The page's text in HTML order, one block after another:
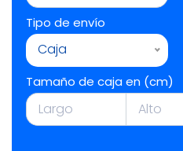
Tipo de envío
Caja
Tamaño de caja en (cm)